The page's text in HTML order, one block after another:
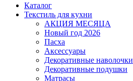
Каталог
Текстиль для кухни
АКЦИЯ МЕСЯЦА
Новый год 2026
Пасха
Аксессуары
Декоративные наволочки
Декоративные подушки
Матрасы